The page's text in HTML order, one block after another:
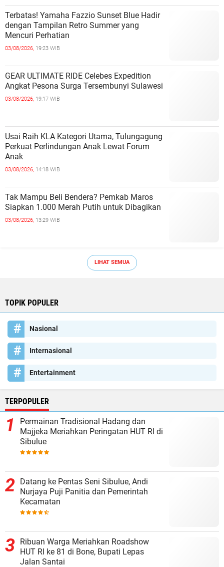
Terbatas! Yamaha Fazzio Sunset Blue Hadir
dengan Tampilan Retro Summer yang
Mencuri Perhatian
03/08/2026, 19:23 WIB
GEAR ULTIMATE RIDE Celebes Expedition
Angkat Pesona Surga Tersembunyi Sulawesi
03/08/2026, 19:17 WIB
Usai Raih KLA Kategori Utama, Tulungagung
Perkuat Perlindungan Anak Lewat Forum
Anak
03/08/2026, 14:18 WIB
Tak Mampu Beli Bendera? Pemkab Maros
Siapkan 1.000 Merah Putih untuk Dibagikan
03/08/2026, 13:29 WIB
LIHAT SEMUA
TOPIK POPULER
Nasional
Internasional
Entertainment
TERPOPULER
Permainan Tradisional Hadang dan
Majjeka Meriahkan Peringatan HUT RI di
Sibulue
Datang ke Pentas Seni Sibulue, Andi
Nurjaya Puji Panitia dan Pemerintah
Kecamatan
Ribuan Warga Meriahkan Roadshow
HUT RI ke 81 di Bone, Bupati Lepas
Jalan Santai